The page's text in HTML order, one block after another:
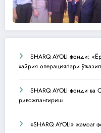
SHARQ AYOLI фонди:
хайрия операциялари
SHARQ AYOLI фонди ва
ривожлантириш
«SHARQ AYOLI»